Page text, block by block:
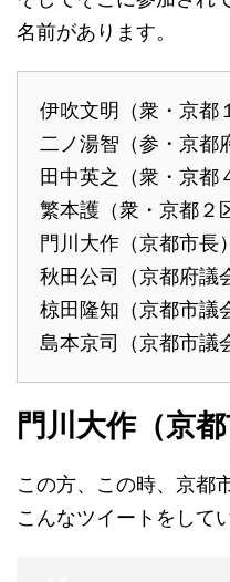
名前があります。
伊吹文明（衆・京都
二ノ湯智（参・京都
田中英之（衆・京都
繁本護（衆・京都２
門川大作（京都市長）
秋田公司（京都府議
椋田隆知（京都市議
島本京司（京都市議
門川大作（京都
この方、この時、京都
こんなツイートをして